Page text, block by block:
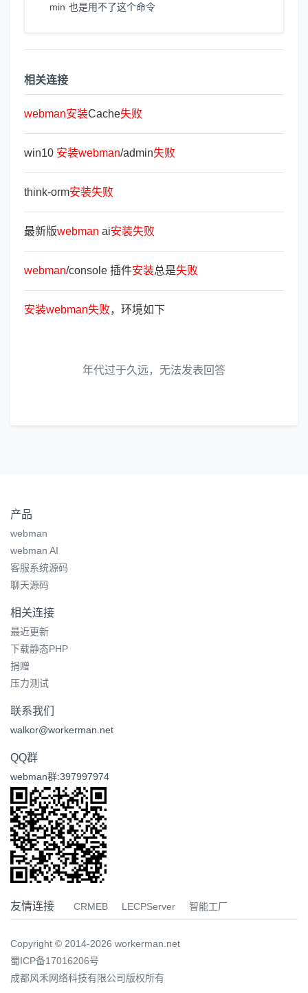
min 也是用不了这个命令
相关连接
webman安装Cache失败
win10 安装webman/admin失败
think-orm安装失败
最新版webman ai安装失败
webman/console 插件安装总是失败
安装webman失败，环境如下
年代过于久远，无法发表回答
产品
webman
webman AI
客服系统源码
聊天源码
相关连接
最近更新
下载静态PHP
捐赠
压力测试
联系我们
walkor@workerman.net
QQ群
webman群:397997974
友情连接 CRMEB LECPServer 智能工厂
Copyright © 2014-2026 workerman.net
蜀ICP备17016206号
成都风禾网络科技有限公司版权所有